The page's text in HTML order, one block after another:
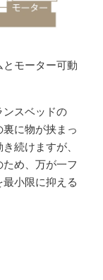
モーター可動
ンスベッドの
裏に物が挟まっ
続けますが、
め、万が一フ
小限に抑える